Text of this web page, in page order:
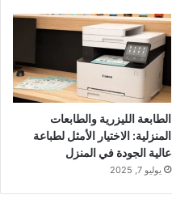
الطابعة الليزرية والطابعات
المنزلية: الاختيار الأمثل لطباعة
عالية الجودة في المنزل
يوليو 7, 2025